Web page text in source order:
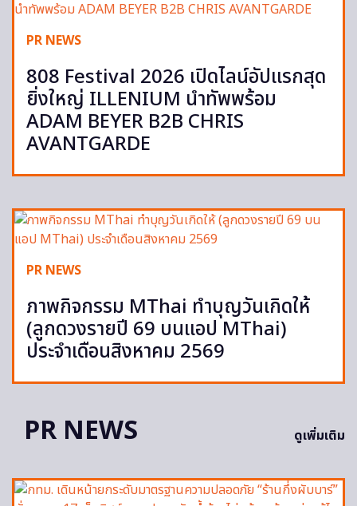
PR NEWS
808 Festival 2026 เปิดไลน์อัปแรกสุด
ยิ่งใหญ่ ILLENIUM นำทัพพร้อม
ADAM BEYER B2B CHRIS
AVANTGARDE
PR NEWS
ภาพกิจกรรม MThai ทำบุญวันเกิดให้
(ลูกดวงรายปี 69 บนแอป MThai)
ประจำเดือนสิงหาคม 2569
PR NEWS ดูเพิ่มเติม